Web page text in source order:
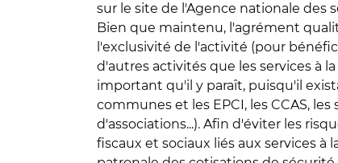
sur le site de l'Agence nationale des
Bien que maintenu, l'agrément
l'exclusivité de l'activité (pour
d'autres activités que les services à
important qu'il y paraît, puisqu'il
communes et les EPCI, les CCAS,
d'associations...). Afin d'éviter les
fiscaux et sociaux liés aux services